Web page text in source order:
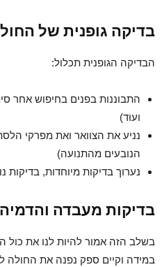
בדיקה גופנית של
הבדיקה הגופנית תכלול:
התבוננות בפנים בחיפוש אחר
ועוד)
נניע את הצוואר ואת מפרקי
הנובעים מהתנועה)
נערוך בדיקות מיוחדות, בדיקות
בדיקות מעבדה והדמיה
בשלב הזה אמור להיות לנו את כול
במידה וקיים ספק נפנה את החולה